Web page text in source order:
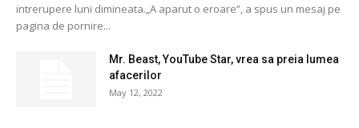
intrerupere luni dimineata.„A aparut o eroare”, a spus un mesaj pe
pagina de pornire...
Mr. Beast, YouTube Star, vrea sa preia lumea
afacerilor
May 12, 2022